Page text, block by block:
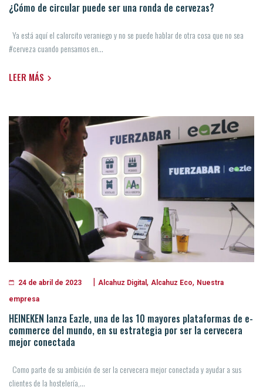
¿Cómo de circular puede ser una ronda de cervezas?
Ya está aquí el calorcito veraniego y no se puede hablar de otra cosa que no sea
#cerveza cuando pensamos en...
LEER MÁS
24 de abril de 2023 | Alcahuz Digital , Alcahuz Eco, Nuestra
empresa
HEINEKEN lanza Eazle, una de las 10 mayores plataformas de e-
commerce del mundo, en su estrategia por ser la cervecera
mejor conectada
Como parte de su ambición de ser la cervecera mejor conectada y ayudar a sus
clientes de la hostelería,...